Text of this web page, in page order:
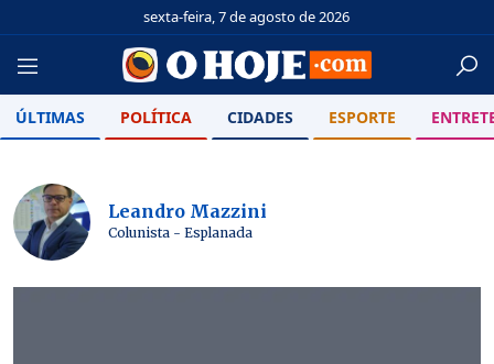
sexta-feira, 7 de agosto de 2026
ÚLTIMAS POLÍTICA CIDADES ESPORTE
Leandro Mazzini
Colunista - Esplanada